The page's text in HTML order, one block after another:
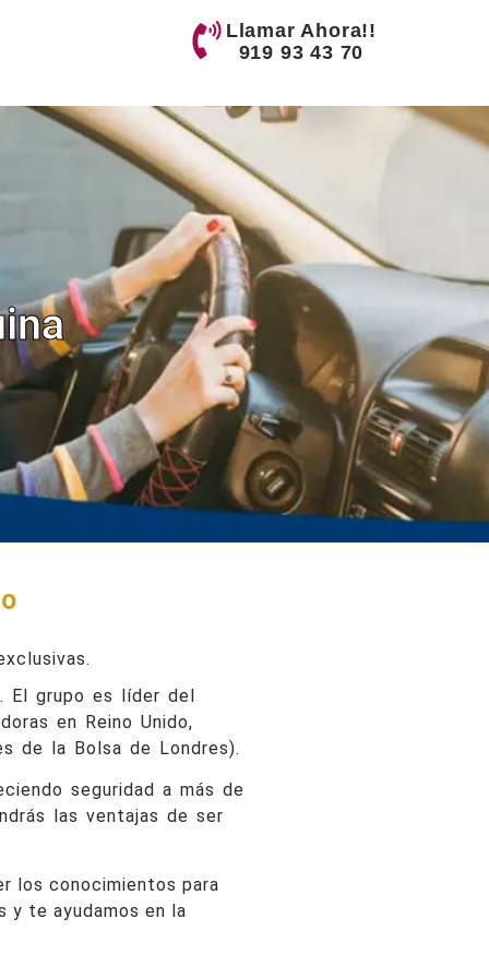
Llamar Ahora!!
919 93 43 70
El grupo es líder del
en Reino Unido,
de la Bolsa de Londres).
seguridad a más de
las ventajas de ser
los conocimientos para
y te ayudamos en la